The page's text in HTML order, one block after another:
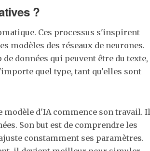
?
Ces processus s'inspirent
modèles des réseaux de neurones.
données qui peuvent être du texte,
quel type, tant qu'elles sont
modèle d'IA commence son travail. Il
Son but est de comprendre les
constamment ses paramètres.